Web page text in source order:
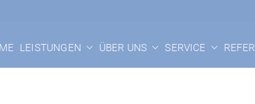
GmbH
LEISTUNGEN ÜBER UNS SERVICE